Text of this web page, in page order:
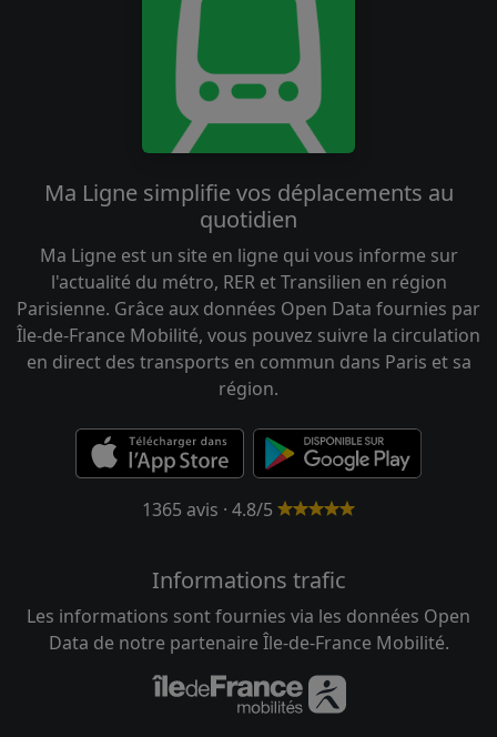
Ma Ligne simplifie vos déplacements au
quotidien
Ma Ligne est un site en ligne qui vous informe sur
l'actualité du métro, RER et Transilien en région
Parisienne. Grâce aux données Open Data fournies par
Île-de-France Mobilité, vous pouvez suivre la circulation
en direct des transports en commun dans Paris et sa
région.
1365 avis · 4.8/5
Informations trafic
Les informations sont fournies via les données Open
Data de notre partenaire Île-de-France Mobilité.